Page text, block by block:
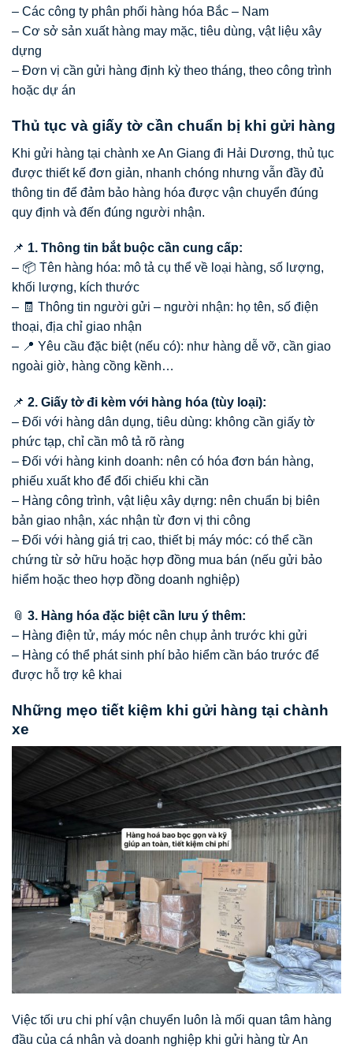
– Các công ty phân phối hàng hóa Bắc – Nam
– Cơ sở sản xuất hàng may mặc, tiêu dùng, vật liệu xây
dựng
– Đơn vị cần gửi hàng định kỳ theo tháng, theo công trình
hoặc dự án
Thủ tục và giấy tờ cần chuẩn bị khi gửi hàng
Khi gửi hàng tại chành xe An Giang đi Hải Dương, thủ tục
được thiết kế đơn giản, nhanh chóng nhưng vẫn đầy đủ
thông tin để đảm bảo hàng hóa được vận chuyển đúng
quy định và đến đúng người nhận.
📌 1. Thông tin bắt buộc cần cung cấp:
– 📦 Tên hàng hóa: mô tả cụ thể về loại hàng, số lượng,
khối lượng, kích thước
– 🧾 Thông tin người gửi – người nhận: họ tên, số điện
thoại, địa chỉ giao nhận
– 📍 Yêu cầu đặc biệt (nếu có): như hàng dễ vỡ, cần giao
ngoài giờ, hàng cồng kềnh…
📌 2. Giấy tờ đi kèm với hàng hóa (tùy loại):
– Đối với hàng dân dụng, tiêu dùng: không cần giấy tờ
phức tạp, chỉ cần mô tả rõ ràng
– Đối với hàng kinh doanh: nên có hóa đơn bán hàng,
phiếu xuất kho để đối chiếu khi cần
– Hàng công trình, vật liệu xây dựng: nên chuẩn bị biên
bản giao nhận, xác nhận từ đơn vị thi công
– Đối với hàng giá trị cao, thiết bị máy móc: có thể cần
chứng từ sở hữu hoặc hợp đồng mua bán (nếu gửi bảo
hiểm hoặc theo hợp đồng doanh nghiệp)
📎 3. Hàng hóa đặc biệt cần lưu ý thêm:
– Hàng điện tử, máy móc nên chụp ảnh trước khi gửi
– Hàng có thể phát sinh phí bảo hiểm cần báo trước để
được hỗ trợ kê khai
Những mẹo tiết kiệm khi gửi hàng tại chành
xe
Việc tối ưu chi phí vận chuyển luôn là mối quan tâm hàng
đầu của cá nhân và doanh nghiệp khi gửi hàng từ An